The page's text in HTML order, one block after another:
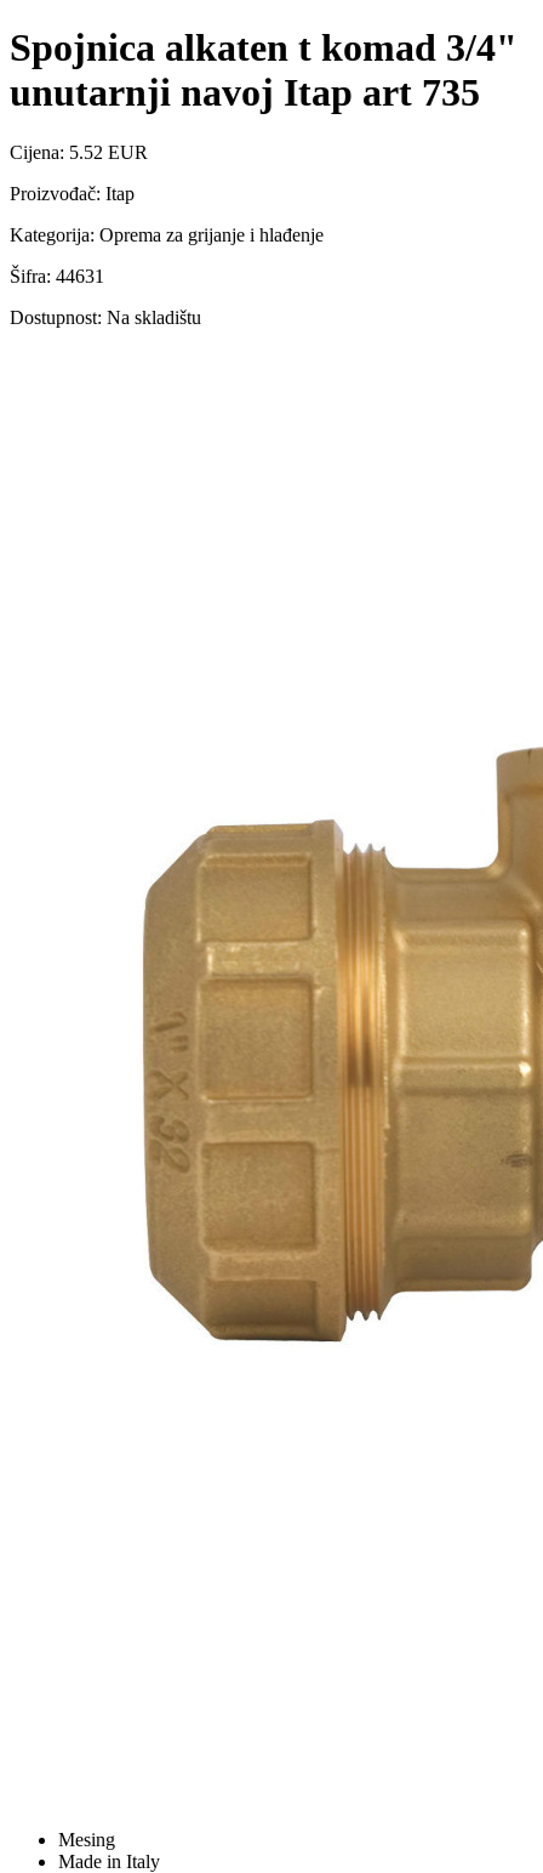
Spojnica alkaten t komad 3/4"
unutarnji navoj Itap art 735
Cijena: 5.52 EUR
Proizvođač: Itap
Kategorija: Oprema za grijanje i hlađenje
Šifra: 44631
Dostupnost: Na skladištu
Mesing
Made in Italy